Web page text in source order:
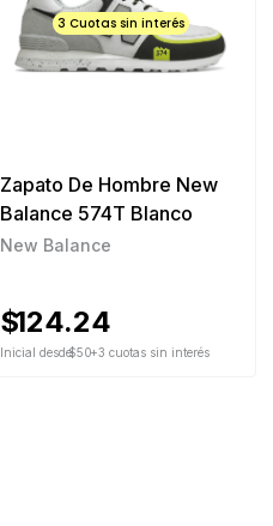
3 Cuotas sin interés
Zapato De Hombre New
Balance 574T Blanco
New Balance
$124.24
Inicial desde$50+3 cuotas sin interés